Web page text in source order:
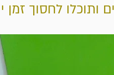
לחסוך זמן